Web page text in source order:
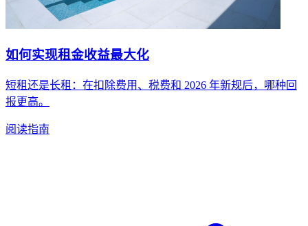
如何实现租金收益最大化
短租还是长租：在扣除费用、税费和 2026 年新规后，哪种回
报更高。
阅读指南